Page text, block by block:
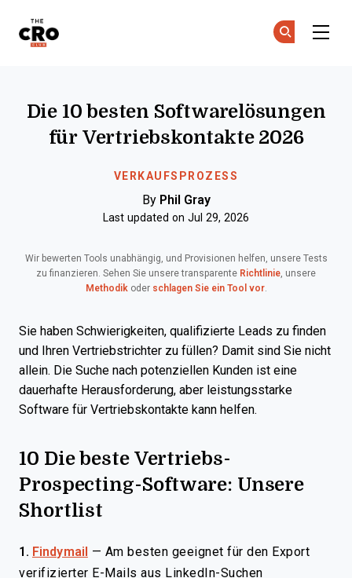
VERKAUFSPROZESS
Die 10 besten Softwarelösungen
für Vertriebskontakte 2026
By Phil Gray
Last updated on Jul 29, 2026
Wir bewerten Tools unabhängig, und Provisionen helfen, unsere Tests
zu finanzieren. Sehen Sie unsere transparente Richtlinie, unsere
Methodikoder schlagen Sie ein Tool vor.
Sie haben Schwierigkeiten, qualifizierte Leads zu finden
und Ihren Vertriebstrichter zu füllen? Damit sind Sie nicht
allein. Die Suche nach potenziellen Kunden ist eine
dauerhafte Herausforderung, aber leistungsstarke
Software für Vertriebskontakte kann helfen.
10 Die beste Vertriebs-
Prospecting-Software: Unsere
Shortlist
1. Findymail — Am besten geeignet für den Export
verifizierter E-Mails aus LinkedIn-Suchen